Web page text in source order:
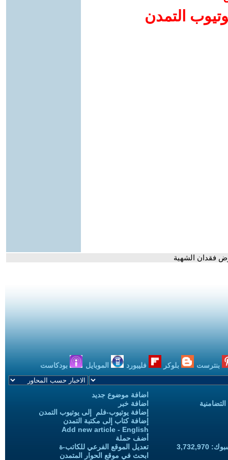
التمدن
فقدان الشهية
بنترست بلوكر فليبورد الموبايل بودكاست
اضافة موضوع جديد
اضافة خبر
إضافة يوتيوب-فلم إلى يوتيوب التمدن
إضافة كتاب إلى مكتبة التمدن
Add new article - English
أضف حملة
تعديل الموقع الفرعي للكاتب-ة
ابحث في موقع الحوار المتمدن